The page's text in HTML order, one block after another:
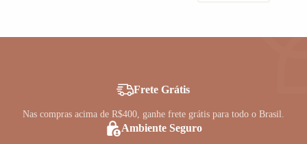
the
the
Frete Grátis
Nas compras acima de R$400, ganhe frete grátis para todo o Brasil.
Ambiente Seguro